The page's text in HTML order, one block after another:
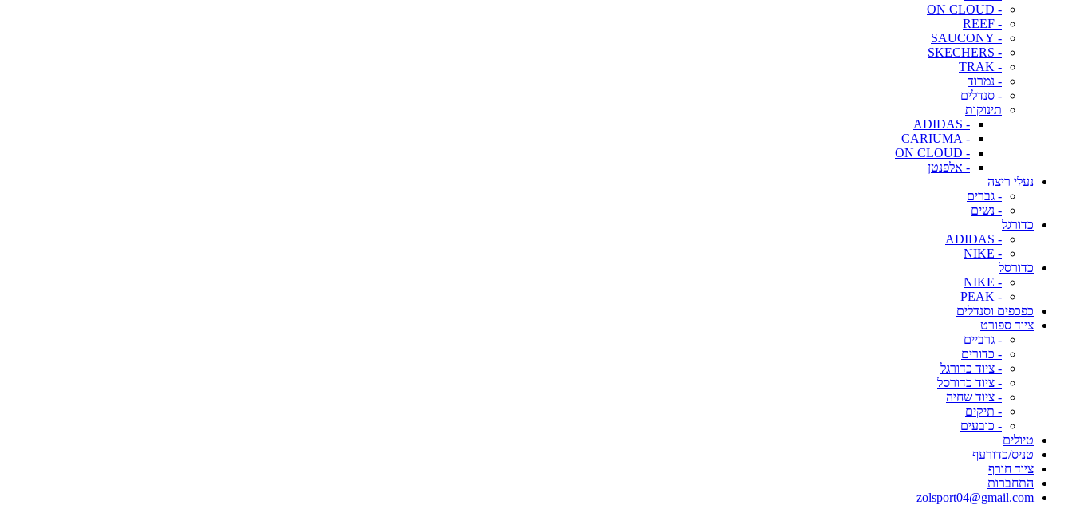
- ON CLOUD
- REEF
- SAUCONY
- SKECHERS
- TRAK
- נמרוד
- סנדלים
תינוקות
- ADIDAS
- CARIUMA
- ON CLOUD
- אלפנטן
נעלי ריצה
- גברים
- נשים
כדורגל
- ADIDAS
- NIKE
כדורסל
- NIKE
- PEAK
כפכפים וסנדלים
ציוד ספורט
- גרביים
- כדורים
- ציוד כדורגל
- ציוד כדורסל
- ציוד שחיה
- תיקים
- כובעים
טיולים
טניס/כדורעף
ציוד חורף
התחברות
zolsport04@gmail.com